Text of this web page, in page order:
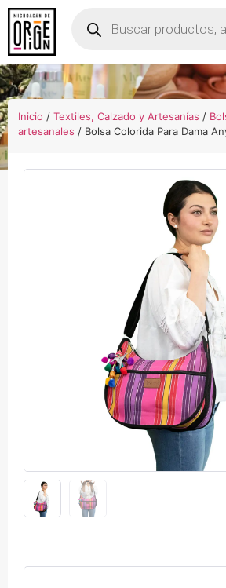
Inicio / Textiles, Calzado y Artesanías /
artesanales / Bolsa Colorida Para Dama